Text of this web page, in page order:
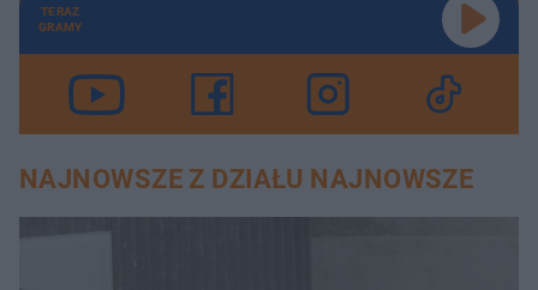
TERAZ
GRAMY
NAJNOWSZE Z DZIAŁU NAJNOWSZE